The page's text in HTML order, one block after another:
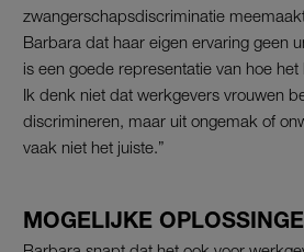
zwangerschapsdiscriminatie
Barbara dat haar eigen ervaring geen
is een goede representatie van hoe
Ik denk niet dat werkgevers vrouwen
discrimineren, maar uit ongemak of
vaak niet het juiste.”
MOGELIJKE